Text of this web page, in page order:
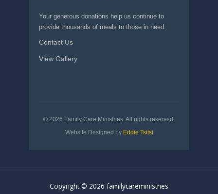
Your generous donations help us continue to
provide thousands of meals to those in need.
Contact Us
View Gallery
© 2026 Family Care Ministries. All rights reserved.
Website Designed by Eddie Tsitsi
Copyright © 2026 familycareministries